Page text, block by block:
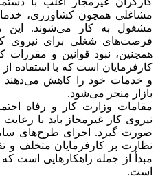
مشاغلی همچون کشاورزی،
مشغول به کار می‌شوند.
فرصت‌های شغلی برای نیروی
همچنین، نبود قوانین و مقررات
کارفرمایان است که با استفاده از
و خدمات خود را کاهش می‌دهند و
بازار منجر می‌شود.
مقامات وزارت کار و رفاه
نیروی کار غیرمجاز باید با
صورت گیرد. اجرای طرح‌های
نظارت بر کارفرمایان متخلف و
مبدأ از جمله راهکارهایی است
است.